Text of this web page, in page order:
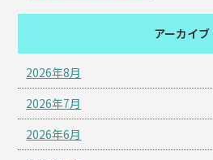
アーカイブ
2026年8月
2026年7月
2026年6月